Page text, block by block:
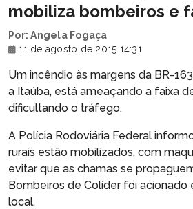
mobiliza bombeiros e
Por: Angela Fogaça
11 de agosto de 2015 14:31
Um incêndio às margens da BR-
a Itaúba, está ameaçando a faixa
dificultando o tráfego.
A Polícia Rodoviária Federal
rurais estão mobilizados, com
evitar que as chamas se
Bombeiros de Colíder foi acionado
local.